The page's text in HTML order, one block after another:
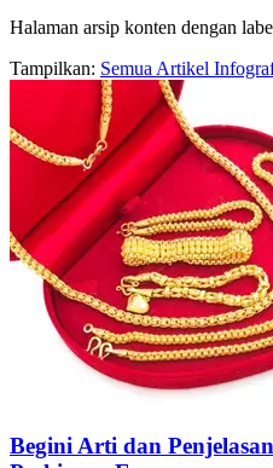
Halaman arsip konten dengan
Tampilkan: Semua Artikel
Begini Arti dan